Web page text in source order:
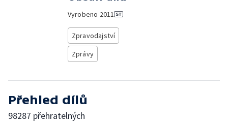
Vyrobeno 2011
Zpravodajství
Zprávy
Přehled dílů
98287 přehratelných